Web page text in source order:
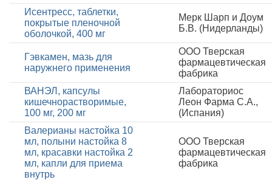
Исентресс, таблетки,
покрытые пленочной
оболочкой, 400 мг
Мерк Шарп и Доум
Б.В. (Нидерланды)
Гэвкамен, мазь для
наружнего применения
ООО Тверская
фармацевтическая
фабрика
ВАНЭЛ, капсулы
кишечнорастворимые,
100 мг, 200 мг
Лабораториос
Леон Фарма С.А.,
(Испания)
Валерианы настойка 10
мл, полыни настойка 8
мл, красавки настойка 2
мл, капли для приема
внутрь
ООО Тверская
фармацевтическая
фабрика